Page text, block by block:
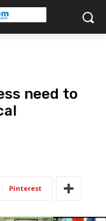
need to
Pinterest